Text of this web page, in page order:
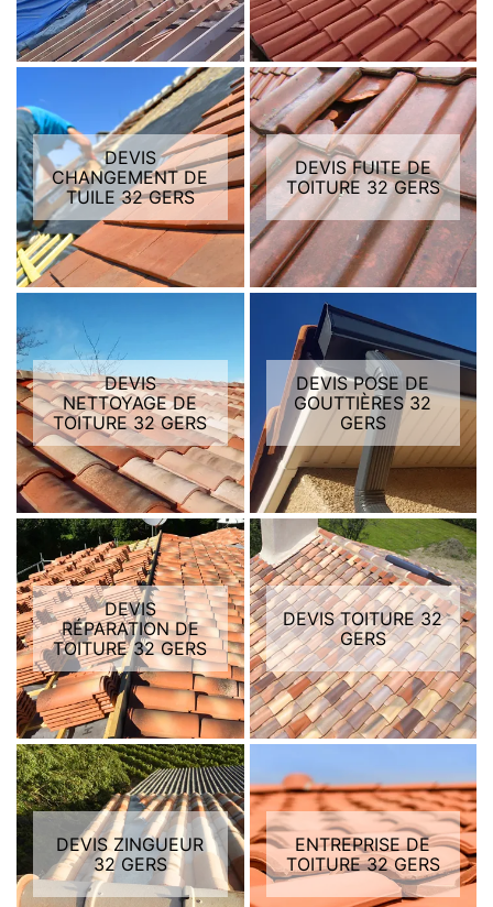
DEVIS
CHANGEMENT DE
TUILE 32 GERS
DEVIS FUITE DE
TOITURE 32 GERS
DEVIS
NETTOYAGE DE
TOITURE 32 GERS
DEVIS POSE DE
GOUTTIÈRES 32
GERS
DEVIS
RÉPARATION DE
TOITURE 32 GERS
DEVIS TOITURE 32
GERS
DEVIS ZINGUEUR
32 GERS
ENTREPRISE DE
TOITURE 32 GERS